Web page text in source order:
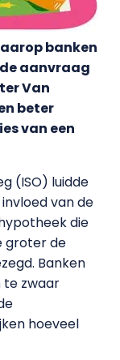
banken
aanvraag
Van
beter
van een
(ISO) luidde
van de
die
groter de
Banken
te zwaar
hoeveel